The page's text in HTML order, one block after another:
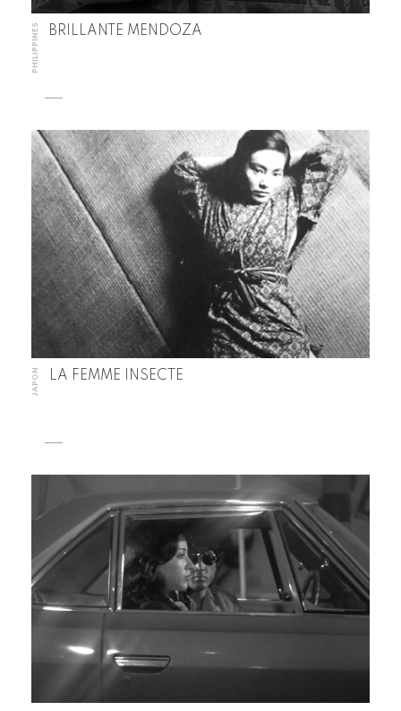
PHILIPPINES BRILLANTE MENDOZA
JAPON LA FEMME INSECTE